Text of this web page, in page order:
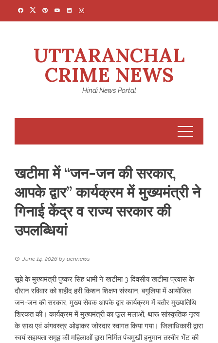
UTTARANCHAL
CRIME NEWS
Hindi News Portal
खटीमा में “जन-जन की सरकार,
आपके द्वार” कार्यक्रम में मुख्यमंत्री ने
गिनाई केंद्र व राज्य सरकार की
उपलब्धियां
June 14, 2026 by ucnnews
सूबे के मुख्यमंत्री पुष्कर सिंह धामी ने खटीमा 3 दिवसीय खटीमा प्रवास के
दौरान रविवार को शहीद हरी किशन शिक्षण संस्थान, बगुलिया में आयोजित
जन-जन की सरकार, मुख्य सेवक आपके द्वार कार्यक्रम में बतौर मुख्यातिथि
शिरकत की। कार्यक्रम में मुख्यमंत्री का फूल मलाओं, थारू सांस्कृतिक नृत्य
के साथ एवं अंगवस्त्र ओढ़ाकर जोरदार स्वागत किया गया। जिलाधिकारी द्वारा
स्वयं सहायता समूह की महिलाओं द्वारा निर्मित पंचमुखी हनुमान तस्वीर भेंट की